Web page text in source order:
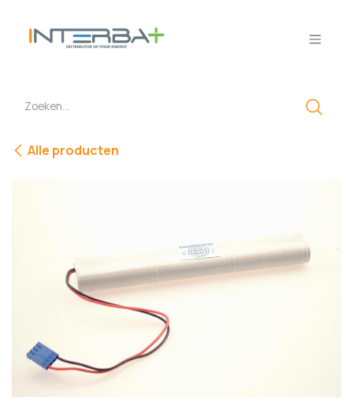
Alle producten